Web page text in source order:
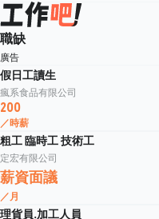
職缺
廣告
假日工讀生
瘋系食品有限公司
200
／時薪
粗工 臨時工 技術工
定宏有限公司
薪資面議
／月
理貨員.加工人員